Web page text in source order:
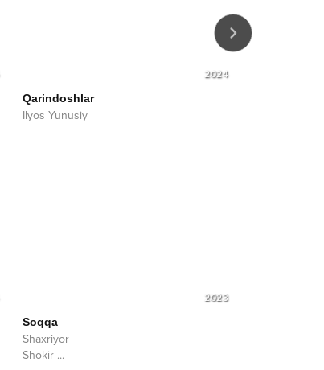
2024
Qarindoshlar
Ilyos Yunusiy
2023
Soqqa
Shaxriyor
Shokir ...